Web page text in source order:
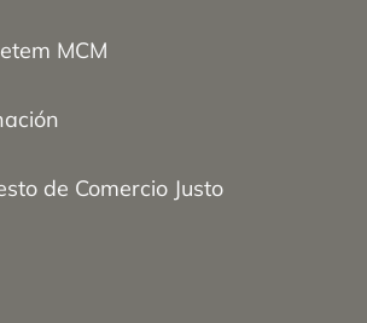
MCM
de Comercio Justo